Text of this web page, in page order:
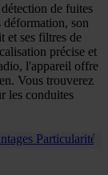
de fuites
déformation, son
et ses filtres de
précise et
l'appareil offre
Vous trouverez
les conduites
Particularités